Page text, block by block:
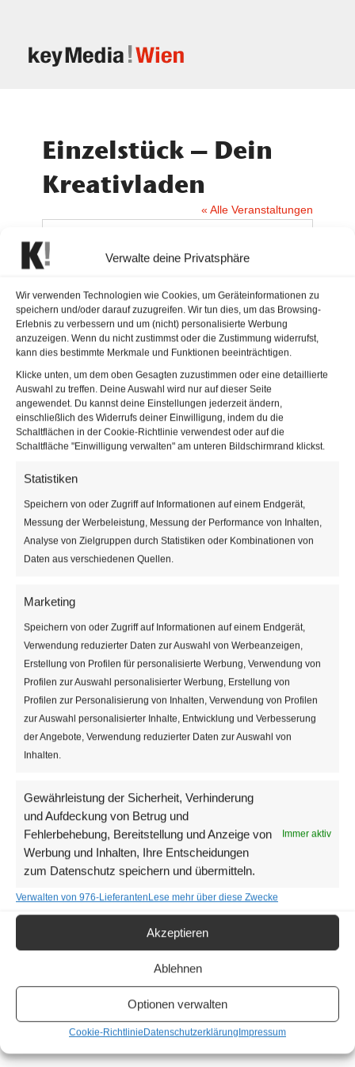
Verwalte deine Privatsphäre
Wir verwenden Technologien wie Cookies, um Geräteinformationen zu
speichern und/oder darauf zuzugreifen. Wir tun dies, um das Browsing-
Erlebnis zu verbessern und um (nicht) personalisierte Werbung
anzuzeigen. Wenn du nicht zustimmst oder die Zustimmung widerrufst,
kann dies bestimmte Merkmale und Funktionen beeinträchtigen.
Klicke unten, um dem oben Gesagten zuzustimmen oder eine detaillierte
Auswahl zu treffen. Deine Auswahl wird nur auf dieser Seite
angewendet. Du kannst deine Einstellungen jederzeit ändern,
einschließlich des Widerrufs deiner Einwilligung, indem du die
Schaltflächen in der Cookie-Richtlinie verwendest oder auf die
Schaltfläche "Einwilligung verwalten" am unteren Bildschirmrand klickst.
Statistiken
Speichern von oder Zugriff auf Informationen auf einem Endgerät,
Messung der Werbeleistung, Messung der Performance von Inhalten,
Analyse von Zielgruppen durch Statistiken oder Kombinationen von
Daten aus verschiedenen Quellen.
Marketing
Speichern von oder Zugriff auf Informationen auf einem Endgerät,
Verwendung reduzierter Daten zur Auswahl von Werbeanzeigen,
Erstellung von Profilen für personalisierte Werbung, Verwendung von
Profilen zur Auswahl personalisierter Werbung, Erstellung von
Profilen zur Personalisierung von Inhalten, Verwendung von Profilen
zur Auswahl personalisierter Inhalte, Entwicklung und Verbesserung
der Angebote, Verwendung reduzierter Daten zur Auswahl von
Inhalten.
Gewährleistung der Sicherheit, Verhinderung
und Aufdeckung von Betrug und
Fehlerbehebung, Bereitstellung und Anzeige von
Werbung und Inhalten, Ihre Entscheidungen
zum Datenschutz speichern und übermitteln.
Immer aktiv
Verwalten von 976-LieferantenLese mehr über diese Zwecke
Akzeptieren
Ablehnen
Optionen verwalten
Cookie-RichtlinieDatenschutzerklärungImpressum
Einzelstück – Dein
Kreativladen
« Alle Veranstaltungen
einzelstueck.kreativladen@gmail.com
http://www.einzelstueckdeinkreativladen.at
Kreative Kunsthandwerker und
Kunsthandwerkerinnen finden im
Geschäft “Einzelstück – Dein
Kreativladen” die Möglichkeit ihre
Kunstwerke, die handwerklichen Waren
einer breiteren Gruppe anzubieten. Im
Kreativladen von Andrea Gartlehner
und Kleinserien und dazu Mode,
Accessoires, Schmuck, Papeterie,
Keramik, Upcycling und Zero-Waste
Produkte, Kinderkleidung, Deko,
Kulinarik und vieles mehr.
Veranstaltungen von
03.12.2020 - 08.08.2026
Datum
wählen.
Dezember 2020
DO.
3
Vorweihnachtlicher Kreativmarkt in Mariahilf
Oskar-Werner-PlatzOskar-Werner-Platz,
Wien, Österreich
Vorherige
Veranstaltungen
Heute Nächste